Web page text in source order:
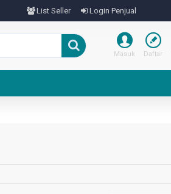
List Seller Login Penjual
Masuk Daftar